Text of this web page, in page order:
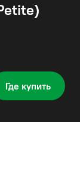
Где купить